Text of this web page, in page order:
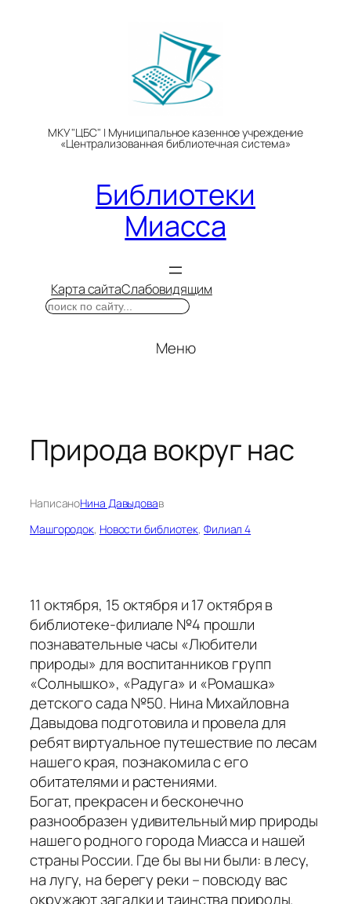
МКУ "ЦБС" | Муниципальное казенное учреждение
«Централизованная библиотечная система»
Библиотеки
Миасса
Карта сайтаСлабовидящим
Поиск
Меню
Природа вокруг нас
НаписаноНина Давыдовав
Машгородок, Новости библиотек, Филиал 4
11 октября, 15 октября и 17 октября в
библиотеке-филиале №4 прошли
познавательные часы «Любители
природы» для воспитанников групп
«Солнышко», «Радуга» и «Ромашка»
детского сада №50. Нина Михайловна
Давыдова подготовила и провела для
ребят виртуальное путешествие по лесам
нашего края, познакомила с его
обитателями и растениями.
Богат, прекрасен и бесконечно
разнообразен удивительный мир природы
нашего родного города Миасса и нашей
страны России. Где бы вы ни были: в лесу,
на лугу, на берегу реки – повсюду вас
окружают загадки и таинства природы.